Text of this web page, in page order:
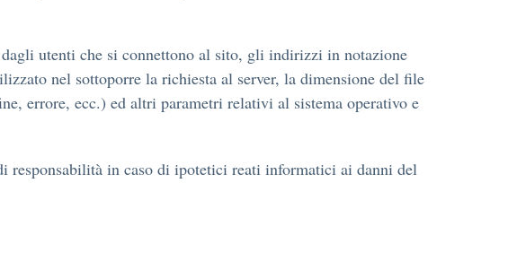
utenti che si connettono al sito, gli indirizzi in notazione
nel sottoporre la richiesta al server, la dimensione del file
errore, ecc.) ed altri parametri relativi al sistema operativo e
responsabilità in caso di ipotetici reati informatici ai danni del